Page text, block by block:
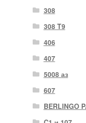
308
308 T9
406
407
5008 аз
607
BERLINGO